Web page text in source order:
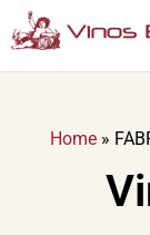
Home»